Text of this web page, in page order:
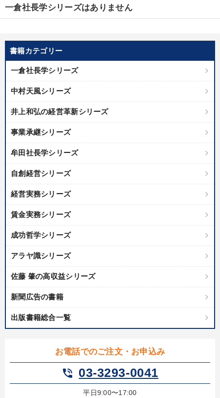
書籍カテゴリー
一倉社長学シリーズ
中村天風シリーズ
井上和弘の経営革新シリーズ
事業承継シリーズ
牟田社長学シリーズ
自創経営シリーズ
経営実務シリーズ
賃金実務シリーズ
成功哲学シリーズ
アラヤ識シリーズ
佐藤 肇の高収益シリーズ
新聞広告の書籍
出版書籍総合一覧
お電話でのご注文・お申込み
phone_in_talk 03-3293-0041
平日9:00〜17:00
一倉社長学シリーズはありません